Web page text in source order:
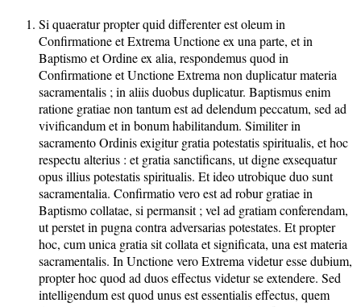
Si quaeratur propter quid differenter est oleum in
Confirmatione et Extrema Unctione ex una parte, et in
Baptismo et Ordine ex alia, respondemus quod in
Confirmatione et Unctione Extrema non duplicatur materia
sacramentalis ; in aliis duobus duplicatur. Baptismus enim
ratione gratiae non tantum est ad delendum peccatum, sed ad
vivificandum et in bonum habilitandum. Similiter in
sacramento Ordinis exigitur gratia potestatis spiritualis, et hoc
respectu alterius : et gratia sanctificans, ut digne exsequatur
opus illius potestatis spiritualis. Et ideo utrobique duo sunt
sacramentalia. Confirmatio vero est ad robur gratiae in
Baptismo collatae, si permansit ; vel ad gratiam conferendam,
ut perstet in pugna contra adversarias potestates. Et propter
hoc, cum unica gratia sit collata et significata, una est materia
sacramentalis. In Unctione vero Extrema videtur esse dubium,
propter hoc quod ad duos effectus videtur se extendere. Sed
intelligendum est quod unus est essentialis effectus, quem